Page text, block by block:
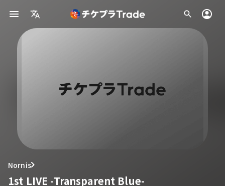
Nornis
1st LIVE -Transparent Blue-